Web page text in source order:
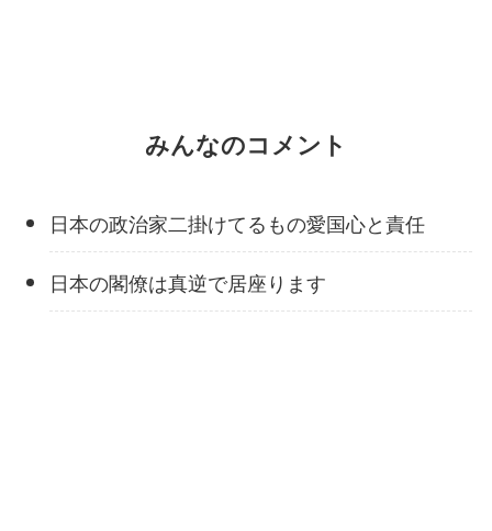
みんなのコメント
日本の政治家二掛けてるもの愛国心と責任
日本の閣僚は真逆で居座ります